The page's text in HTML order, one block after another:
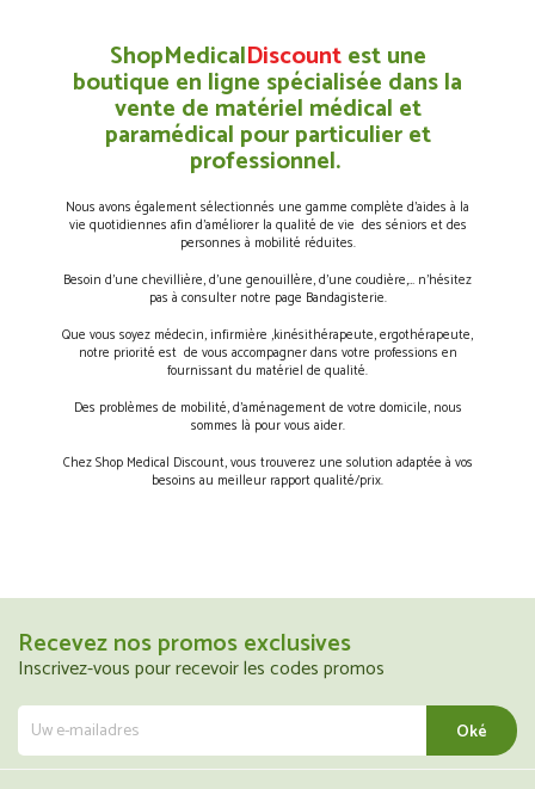
ShopMedicalDiscountest une
boutique en ligne spécialisée dans la
vente de matériel médical et
paramédical pour particulier et
professionnel.
Nous avons également sélectionnés une gamme complète d’aides à la
vie quotidiennes afin d’améliorer la qualité de vie des séniors et des
personnes à mobilité réduites.
Besoin d’une chevillière, d’une genouillère, d’une coudière,… n’hésitez
pas à consulter notre page Bandagisterie.
Que vous soyez médecin, infirmière ,kinésithérapeute, ergothérapeute,
notre priorité est de vous accompagner dans votre professions en
fournissant du matériel de qualité.
Des problèmes de mobilité, d’aménagement de votre domicile, nous
sommes là pour vous aider.
Chez Shop Medical Discount, vous trouverez une solution adaptée à vos
besoins au meilleur rapport qualité/prix.
Recevez nos promos exclusives
Inscrivez-vous pour recevoir les codes promos